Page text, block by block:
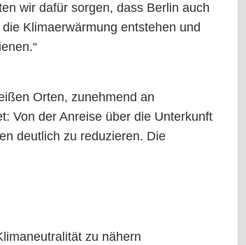
wir dafür sorgen, dass Berlin auch
Klimaerwärmung entstehen und
Orten, zunehmend an
Von der Anreise über die Unterkunft
deutlich zu reduzieren. Die
zu nähern